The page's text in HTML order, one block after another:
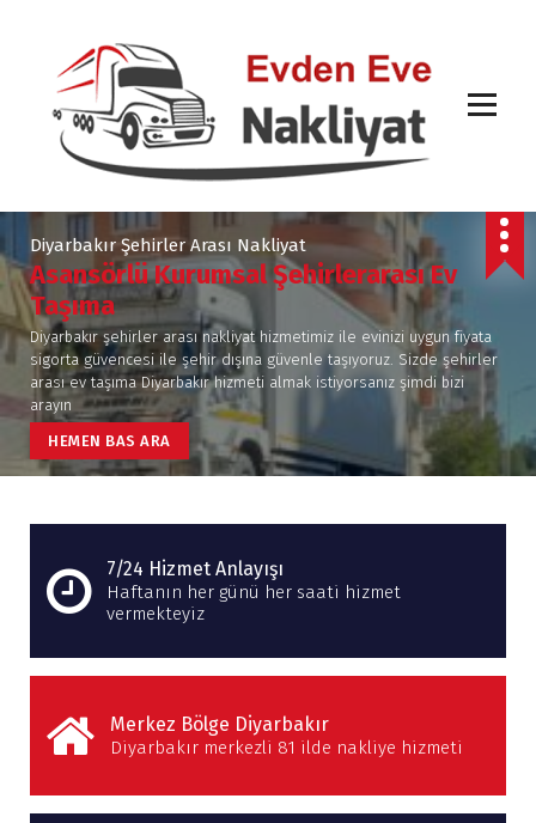
e
ç
Diyarbakır Şehirler Arası Nakliyat
Asansörlü Kurumsal Şehirlerarası Ev
Taşıma
Diyarbakır şehirler arası nakliyat hizmetimiz ile evinizi uygun fiyata
sigorta güvencesi ile şehir dışına güvenle taşıyoruz. Sizde şehirler
arası ev taşıma Diyarbakır hizmeti almak istiyorsanız şimdi bizi
arayın
HEMEN BAS ARA
7/24 Hizmet Anlayışı
Haftanın her günü her saati hizmet
vermekteyiz
Merkez Bölge Diyarbakır
Diyarbakır merkezli 81 ilde nakliye hizmeti